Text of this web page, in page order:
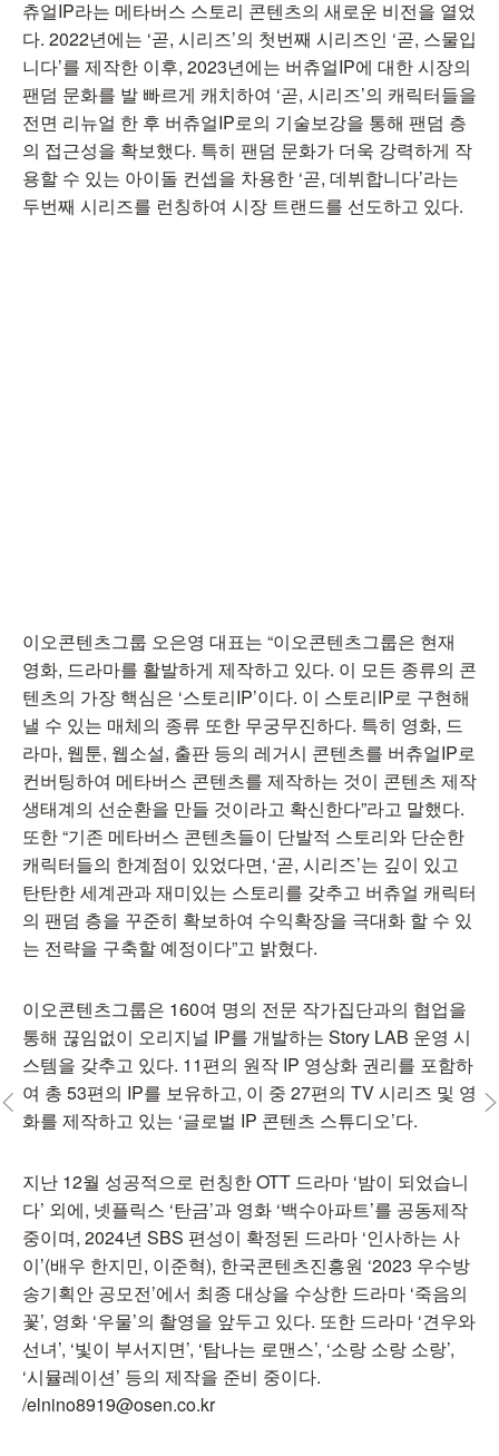
츄얼IP라는 메타버스 스토리 콘텐츠의 새로운 비전을 열었
다. 2022년에는 ‘곧, 시리즈’의 첫번째 시리즈인 ‘곧, 스물입
니다’를 제작한 이후, 2023년에는 버츄얼IP에 대한 시장의
팬덤 문화를 발 빠르게 캐치하여 ‘곧, 시리즈’의 캐릭터들을
전면 리뉴얼 한 후 버츄얼IP로의 기술보강을 통해 팬덤 층
의 접근성을 확보했다. 특히 팬덤 문화가 더욱 강력하게 작
용할 수 있는 아이돌 컨셉을 차용한 ‘곧, 데뷔합니다’라는
두번째 시리즈를 런칭하여 시장 트랜드를 선도하고 있다.
이오콘텐츠그룹 오은영 대표는 “이오콘텐츠그룹은 현재
영화, 드라마를 활발하게 제작하고 있다. 이 모든 종류의 콘
텐츠의 가장 핵심은 ‘스토리IP’이다. 이 스토리IP로 구현해
낼 수 있는 매체의 종류 또한 무궁무진하다. 특히 영화, 드
라마, 웹툰, 웹소설, 출판 등의 레거시 콘텐츠를 버츄얼IP로
컨버팅하여 메타버스 콘텐츠를 제작하는 것이 콘텐츠 제작
생태계의 선순환을 만들 것이라고 확신한다”라고 말했다.
또한 “기존 메타버스 콘텐츠들이 단발적 스토리와 단순한
캐릭터들의 한계점이 있었다면, ‘곧, 시리즈’는 깊이 있고
탄탄한 세계관과 재미있는 스토리를 갖추고 버츄얼 캐릭터
의 팬덤 층을 꾸준히 확보하여 수익확장을 극대화 할 수 있
는 전략을 구축할 예정이다”고 밝혔다.
이오콘텐츠그룹은 160여 명의 전문 작가집단과의 협업을
통해 끊임없이 오리지널 IP를 개발하는 Story LAB 운영 시
스템을 갖추고 있다. 11편의 원작 IP 영상화 권리를 포함하
여 총 53편의 IP를 보유하고, 이 중 27편의 TV 시리즈 및 영
화를 제작하고 있는 ‘글로벌 IP 콘텐츠 스튜디오’다.
지난 12월 성공적으로 런칭한 OTT 드라마 ‘밤이 되었습니
다’ 외에, 넷플릭스 ‘탄금’과 영화 ‘백수아파트’를 공동제작
중이며, 2024년 SBS 편성이 확정된 드라마 ‘인사하는 사
이’(배우 한지민, 이준혁), 한국콘텐츠진흥원 ‘2023 우수방
송기획안 공모전’에서 최종 대상을 수상한 드라마 ‘죽음의
꽃’, 영화 ‘우물’의 촬영을 앞두고 있다. 또한 드라마 ‘견우와
선녀’, ‘빛이 부서지면’, ‘탐나는 로맨스’, ‘소랑 소랑 소랑’,
‘시뮬레이션’ 등의 제작을 준비 중이다.
/elnino8919@osen.co.kr